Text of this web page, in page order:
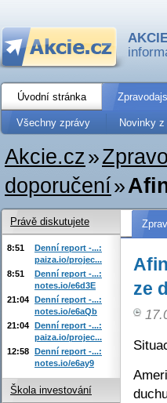
Úvodní stránka
Všechny zprávy Novinky z
Akcie.cz»
doporučení»
ze
Právě diskutujete
8:51
Denní report -...:
paiza.io/projec...
8:51
Denní report -...:
notes.io/e6d3E
21:04 Denní report -...:
notes.io/e6aQb
21:04 Denní report -...:
paiza.io/projec...
12:58 Denní report -...:
notes.io/e6ay9
Škola investování